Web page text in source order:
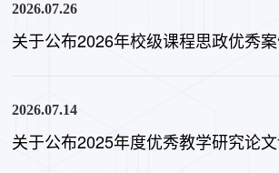
2026.07.26
关于公布2026年校级课程思政优秀
2026.07.14
关于公布2025年度优秀教学研究论